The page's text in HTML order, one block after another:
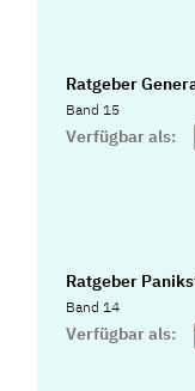
Ratgeber
Band 15
Verfügbar als:
Ratgeber
Band 14
Verfügbar als: